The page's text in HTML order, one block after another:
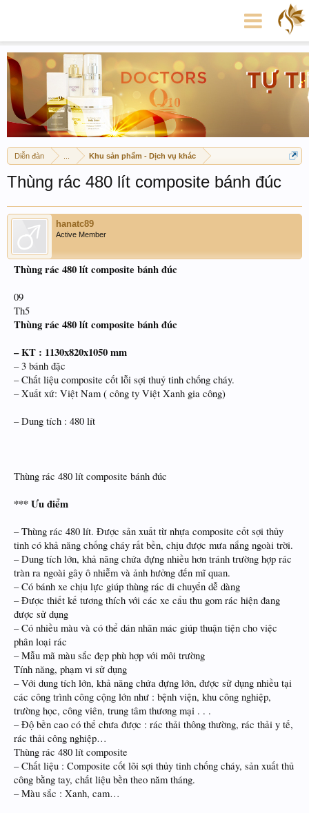
Diễn đàn Khu sản phẩm - Dịch vụ khác
Thùng rác 480 lít composite bánh đúc
hanatc89
Active Member
Thùng rác 480 lít composite bánh đúc
09
Th5
Thùng rác 480 lít composite bánh đúc
– KT : 1130x820x1050 mm
– 3 bánh đặc
– Chất liệu composite cốt lỗi sợi thuỷ tinh chống cháy.
– Xuất xứ: Việt Nam ( công ty Việt Xanh gia công)
– Dung tích : 480 lít
Thùng rác 480 lít composite bánh đúc
*** Ưu điểm
– Thùng rác 480 lít. Được sản xuất từ nhựa composite cốt sợi thủy
tinh có khả năng chống cháy rất bền, chịu được mưa nắng ngoài trời.
– Dung tích lớn, khả năng chứa đựng nhiều hơn tránh trường hợp rác
tràn ra ngoài gây ô nhiễm và ảnh hưởng đến mĩ quan.
– Có bánh xe chịu lực giúp thùng rác di chuyển dễ dàng
– Được thiết kế tương thích với các xe cẩu thu gom rác hiện đang
được sử dụng
– Có nhiều màu và có thể dán nhãn mác giúp thuận tiện cho việc
phân loại rác
– Mẫu mã màu sắc đẹp phù hợp với môi trường
Tính năng, phạm vi sử dụng
– Với dung tích lớn, khả năng chứa đựng lớn, được sử dụng nhiều tại
các công trình công cộng lớn như : bệnh viện, khu công nghiệp,
trường học, công viên, trung tâm thương mại . . .
– Độ bền cao có thể chưa được : rác thải thông thường, rác thải y tế,
rác thải công nghiệp…
Thùng rác 480 lít composite
– Chất liệu : Composite cốt lõi sợi thủy tinh chống cháy, sản xuất thủ
công bằng tay, chất liệu bền theo năm tháng.
– Màu sắc : Xanh, cam…